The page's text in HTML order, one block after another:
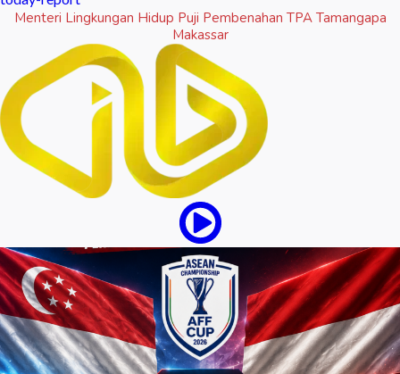
Menteri Lingkungan Hidup Puji Pembenahan TPA Tamangapa
Makassar